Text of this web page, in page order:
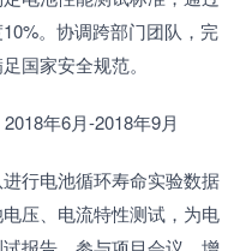
。协调跨部门团队，完
国家安全规范。
年6月-2018年9月
行电池循环寿命实验数据
压、电流特性测试，为电